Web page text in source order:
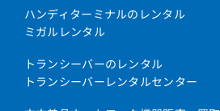
ハンディターミナルのレンタル
ミガルレンタル
トランシーバーのレンタル
トランシーバーレンタルセンター